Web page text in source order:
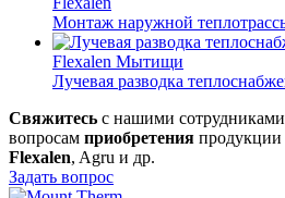
Монтаж наружной
Flexalen Мытищи
Лучевая разводка
Свяжитесь с нашими
вопросам приобретения продукции
Flexalen, Agru и др.
Задать вопрос